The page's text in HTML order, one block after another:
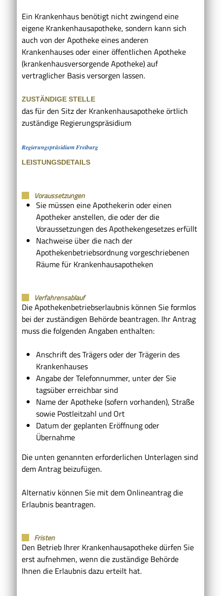
Ein Krankenhaus benötigt nicht zwingend eine
eigene Krankenhausapotheke, sondern kann sich
auch von der Apotheke eines anderen
Krankenhauses oder einer öffentlichen Apotheke
(krankenhausversorgende Apotheke) auf
vertraglicher Basis versorgen lassen.
ZUSTÄNDIGE STELLE
das für den Sitz der Krankenhausapotheke örtlich
zuständige Regierungspräsidium
Regierungspräsidium Freiburg
LEISTUNGSDETAILS
Voraussetzungen
Sie müssen eine Apothekerin oder einen
Apotheker anstellen, die oder der die
Voraussetzungen des Apothekengesetzes erfüllt
Nachweise über die nach der
Apothekenbetriebsordnung vorgeschriebenen
Räume für Krankenhausapotheken
Verfahrensablauf
Die Apothekenbetriebserlaubnis können Sie formlos
bei der zuständigen Behörde beantragen. Ihr Antrag
muss die folgenden Angaben enthalten:
Anschrift des Trägers oder der Trägerin des
Krankenhauses
Angabe der Telefonnummer, unter der Sie
tagsüber erreichbar sind
Name der Apotheke (sofern vorhanden), Straße
sowie Postleitzahl und Ort
Datum der geplanten Eröffnung oder
Übernahme
Die unten genannten erforderlichen Unterlagen sind
dem Antrag beizufügen.
Alternativ können Sie mit dem Onlineantrag die
Erlaubnis beantragen.
Fristen
Den Betrieb Ihrer Krankenhausapotheke dürfen Sie
erst aufnehmen, wenn die zuständige Behörde
Ihnen die Erlaubnis dazu erteilt hat.